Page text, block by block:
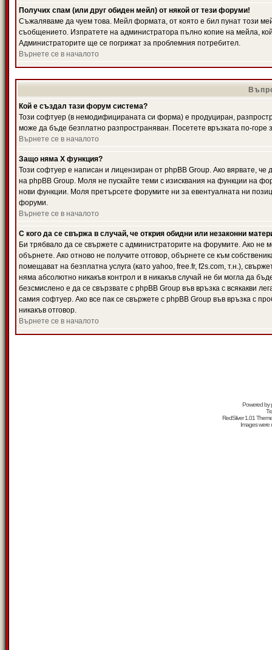
Получих спам (или друг обиден мейл) от някой от тези форуми!
Съжаляваме да чуем това. Мейл формата, от която е бил пунат този
съобщението. Изпратете на администратора пълно копие на мейла,
Администраторите ще се погрижат за проблемния потребител.
Върнете се в началото
Кой е създал тази форум система?
Този софтуер (в немодифицираната си форма) е продуциран,
може да бъде безплатно разпространяван. Посетете връзката по-горе
Върнете се в началото
Защо няма X функция?
Този софтуер е написан и лицензиран от phpBB Group. Ако вярвате,
на phpBB Group. Моля не пускайте теми с изисквания на функции на
нови функции. Моля претърсете форумите ни за евентуалната ни
форуми.
Върнете се в началото
С кого да се свържа в случай, че открия обидни или незаконни
Би трябвало да се свържете с администраторите на форумите. Ако не
обърнете. Ако отново не получите отговор, обърнете се към
помещават на безплатна услуга (като yahoo, free.fr, f2s.com, т.н.),
няма абсолютно никакъв контрол и в никакъв случай не би могла да
безсмислено е да се свързвате с phpBB Group във връзка с всякакви
самия софтуер. Ако все пак се свържете с phpBB Group във връзка с
никакъв отговор.
Върнете се в началото
Powered by
RedSilver 1.01
Images were